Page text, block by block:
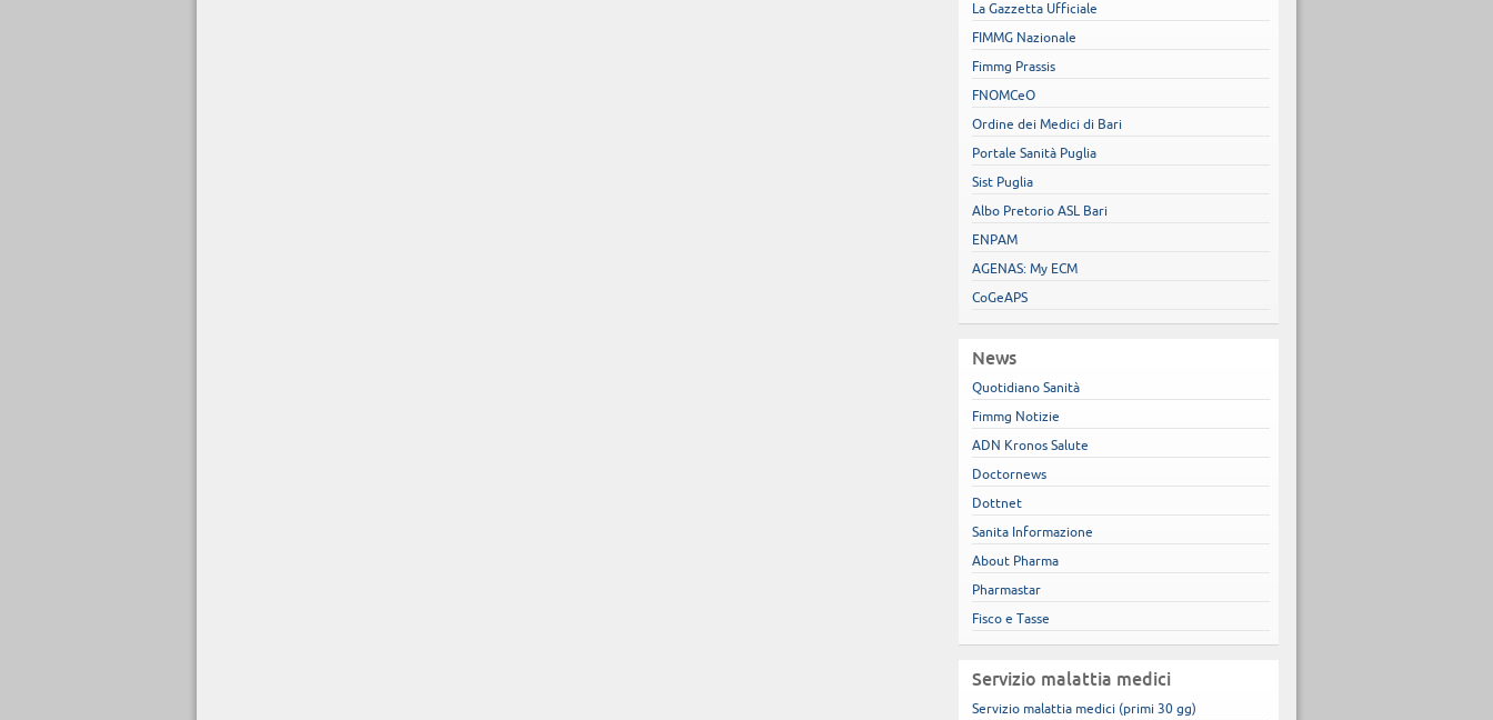
La Gazzetta Ufficiale
FIMMG Nazionale
Fimmg Prassis
FNOMCeO
Ordine dei Medici di Bari
Portale Sanità Puglia
Sist Puglia
Albo Pretorio ASL Bari
ENPAM
AGENAS: My ECM
CoGeAPS
News
Quotidiano Sanità
Fimmg Notizie
ADN Kronos Salute
Doctornews
Dottnet
Sanita Informazione
About Pharma
Pharmastar
Fisco e Tasse
Servizio malattia medici
Servizio malattia medici (primi 30 gg)